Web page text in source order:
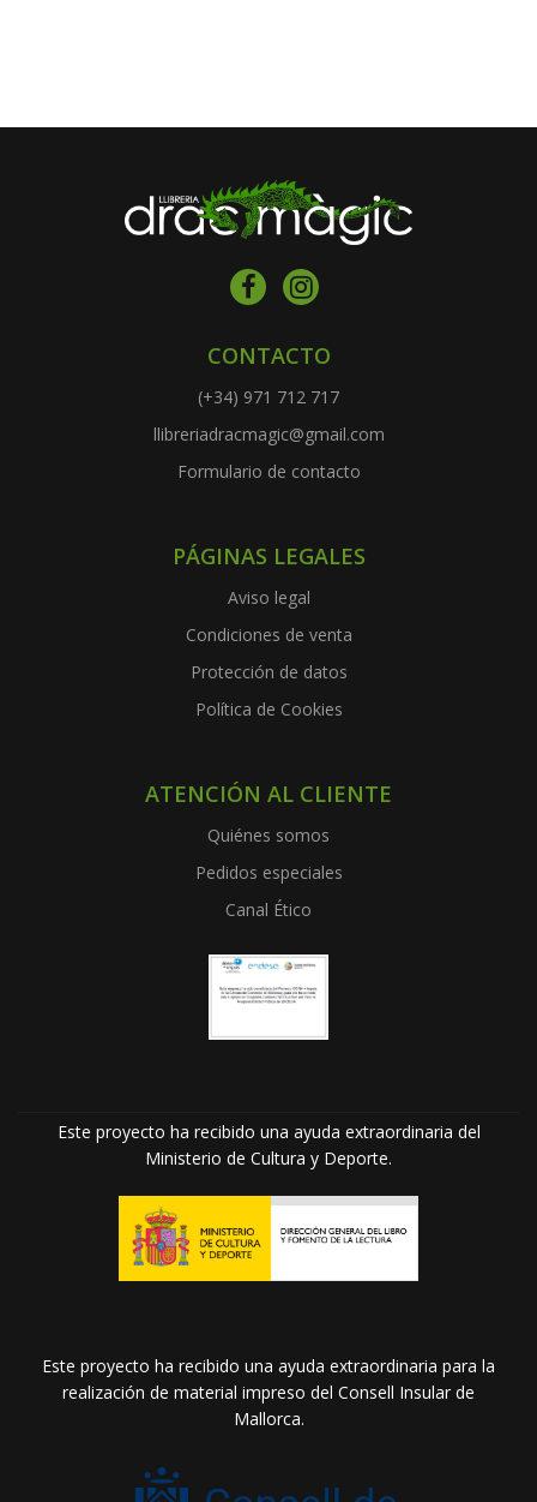
CONTACTO
(+34) 971 712 717
llibreriadracmagic@gmail.com
Formulario de contacto
PÁGINAS LEGALES
Aviso legal
Condiciones de venta
Protección de datos
Política de Cookies
ATENCIÓN AL CLIENTE
Quiénes somos
Pedidos especiales
Canal Ético
Este proyecto ha recibido una ayuda extraordinaria del
Ministerio de Cultura y Deporte.
Este proyecto ha recibido una ayuda extraordinaria para la
realización de material impreso del Consell Insular de
Mallorca.